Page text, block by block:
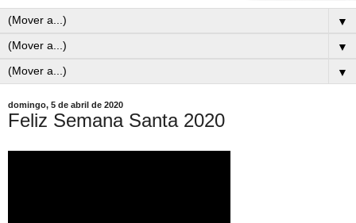
▼
▼
▼
domingo, 5 de abril de 2020
Feliz Semana Santa 2020